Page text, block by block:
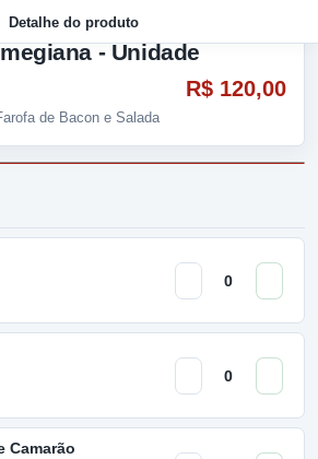
Detalhe do produto
- Unidade
de Bacon e Salada
R$ 120,00
Camarão